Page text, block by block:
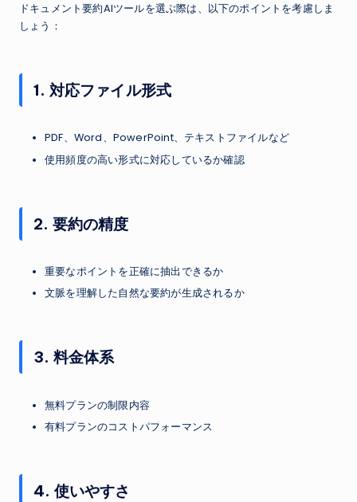
ドキュメント要約AIツールを選ぶ際は、以下のポイントを考慮しま
しょう：
1. 対応ファイル形式
PDF、Word、PowerPoint、テキストファイルなど
使用頻度の高い形式に対応しているか確認
2. 要約の精度
重要なポイントを正確に抽出できるか
文脈を理解した自然な要約が生成されるか
3. 料金体系
無料プランの制限内容
有料プランのコストパフォーマンス
4. 使いやすさ